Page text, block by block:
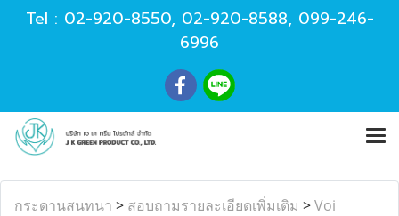
Tel : 02-920-8550, 02-920-8588, 099-246-
6996
กระดานสนทนา > สอบถามรายละเอียดเพิ่มเติม >Voi